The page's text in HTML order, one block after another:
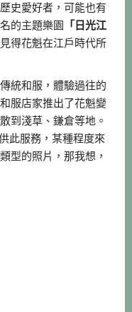
史愛好者，可能也有
的主題樂園
「日光江
得花魁在江戶時代所
統和服，體驗過往的
服店家推出了花魁變
到淺草、鎌倉等地。
此服務，某種程度來
型的照片，那我想，